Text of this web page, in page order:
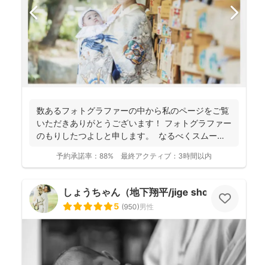
数あるフォトグラファーの中から私のページをご覧
いただきありがとうございます！ フォトグラファー
のもりしたつよしと申します。 なるべくスムーズ
予約承諾率： 88% 最終アクティブ： 3時間以内
しょうちゃん（地下翔平/jige shohe）
5 (950)男性